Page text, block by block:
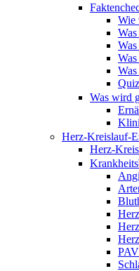
Wie
Was wird
Herz-Kreislauf-
Herz-